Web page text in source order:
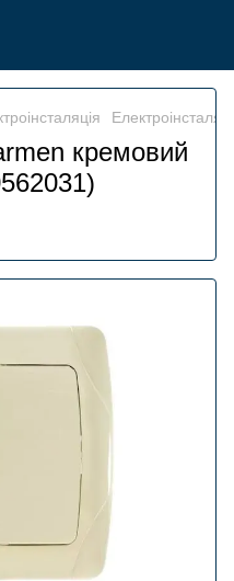
кремовий